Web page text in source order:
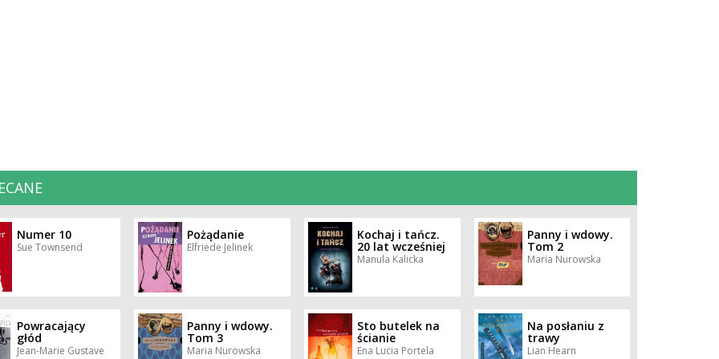
Numer 10
Sue Townsend
Pożądanie
Elfriede Jelinek
Kochaj i tańcz.
20 lat wcześniej
Manula Kalicka
Panny i wdowy.
Tom 2
Maria Nurowska
Powracający
głód
Jean-Marie Gustave
Panny i wdowy.
Tom 3
Maria Nurowska
Sto butelek na
ścianie
Ena Lucia Portela
Na posłaniu z
trawy
Lian Hearn